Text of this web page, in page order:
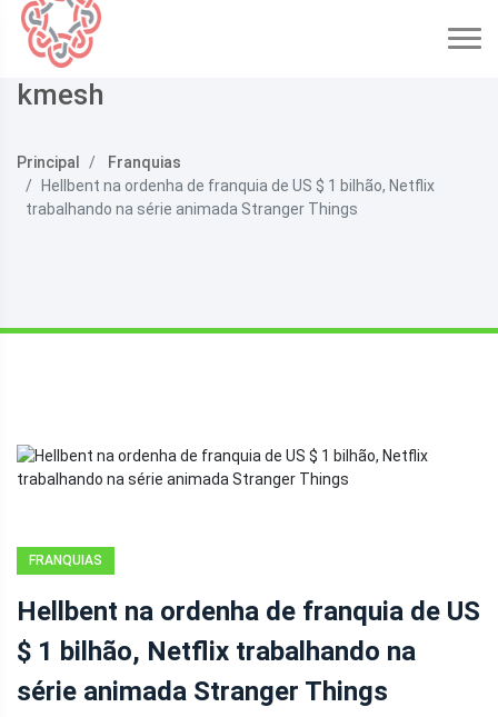
kmesh
Principal
Franquias
Hellbent na ordenha de franquia de US $ 1 bilhão, Netflix
trabalhando na série animada Stranger Things
FRANQUIAS
Hellbent na ordenha de franquia de US
$ 1 bilhão, Netflix trabalhando na
série animada Stranger Things